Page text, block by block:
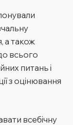
а також
всього
питань і
з оцінювання
всебічну